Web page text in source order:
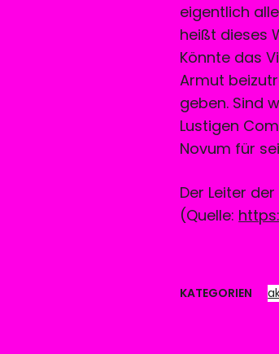
eigentlich
heißt dieses
Könnte das
Armut
geben. Sind
Lustigen
Novum für
Der Leiter
(Quelle:
KATEGORIEN